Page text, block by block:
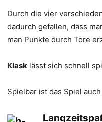
Durch die vier
dadurch gefallen, dass
man Punkte durch Tore
Klask lässt sich schnell
Spielbar ist das Spiel